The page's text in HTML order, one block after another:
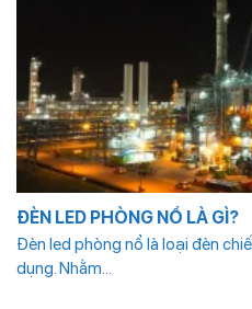
ĐÈN LED PHÒNG NỔ LÀ GÌ?
Đèn led phòng nổ là loại đèn
dụng. Nhằm...